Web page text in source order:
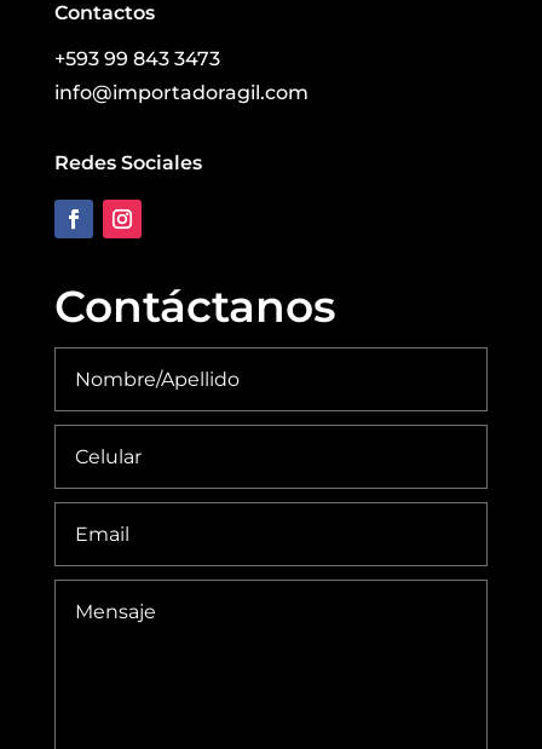
Contactos
+593 99 843 3473
info@importadoragil.com
Redes Sociales
Contáctanos